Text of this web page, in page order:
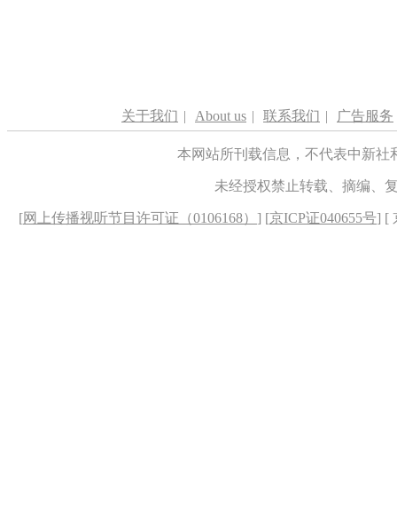
关于我们 | About us | 联系我们 | 广告服务
本网站所刊载信息，不代表中新
未经授权禁止转载、摘编、
[网上传播视听节目许可证（0106168） ] [京ICP证040655号] [